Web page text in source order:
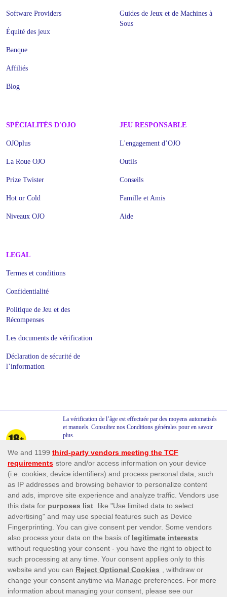
Software Providers
Équité des jeux
Banque
Affiliés
Blog
Guides de Jeux et de Machines à
Sous
SPÉCIALITÉS D'OJO
OJOplus
La Roue OJO
Prize Twister
Hot or Cold
Niveaux OJO
JEU RESPONSABLE
L'engagement d’OJO
Outils
Conseils
Famille et Amis
Aide
LEGAL
Termes et conditions
Confidentialité
Politique de Jeu et des
Récompenses
Les documents de vérification
Déclaration de sécurité de
l’information
La vérification de l’âge est effectuée par des moyens automatisés
et manuels. Consultez nos Conditions générales pour en savoir
plus.
tentative d’inscription par un mineur entraînera la fermeture
immédiate du compte.